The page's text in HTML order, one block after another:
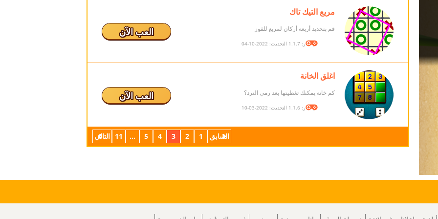
مربع التيك تاك
قم بتحديد أربعة أركان لمربع للفوز
الإصدار: 1.1.7 التحديث: 2022-10-04
العب الآن
اغلق الخانة
كم خانة يمكنك تغطيتها بعد رمي النرد؟
الإصدار: 1.1.6 التحديث: 2022-03-10
العب الآن
السابق 1
2
3
4
5
...
11 التالي